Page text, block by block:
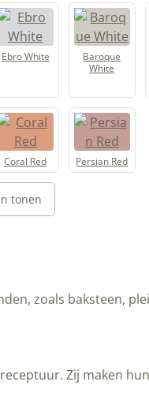
Ebro White
Baroque
White
Coral Red Persian Red
tonen
zoals baksteen,
Zij maken